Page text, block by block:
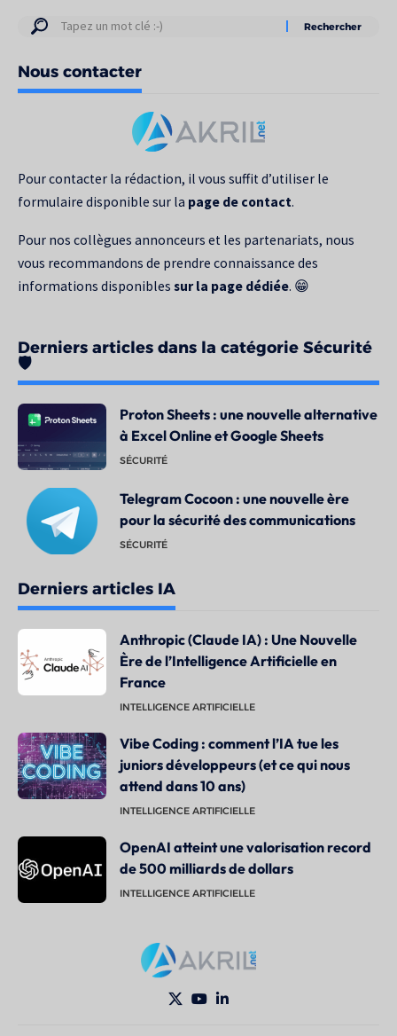
Résultats
votre
recherche
Nous contacter
Pour contacter la rédaction, il vous suffit d’utiliser le
formulaire disponible sur la page de contact.
Pour nos collègues annonceurs et les partenariats, nous
vous recommandons de prendre connaissance des
informations disponibles sur la page dédiée. 😁
Derniers articles dans la catégorie Sécurité
🛡️
Proton Sheets : une nouvelle alternative
à Excel Online et Google Sheets
SÉCURITÉ
Telegram Cocoon : une nouvelle ère
pour la sécurité des communications
SÉCURITÉ
Derniers articles IA
Anthropic (Claude IA) : Une Nouvelle
Ère de l’Intelligence Artificielle en
France
INTELLIGENCE ARTIFICIELLE
Vibe Coding : comment l’IA tue les
juniors développeurs (et ce qui nous
attend dans 10 ans)
INTELLIGENCE ARTIFICIELLE
OpenAI atteint une valorisation record
de 500 milliards de dollars
INTELLIGENCE ARTIFICIELLE